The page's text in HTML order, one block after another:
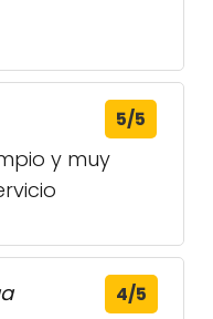
5/5
y muy
4/5